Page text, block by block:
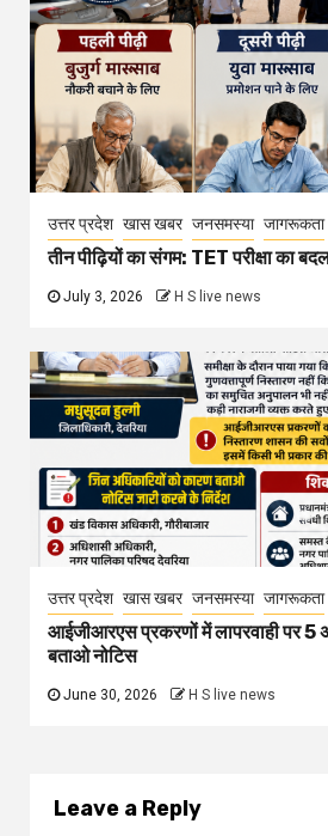
उत्तर प्रदेश खास खबर जनसमस्या जागरूकता
तीन पीढ़ियों का संगम: TET परीक्षा का
July 3, 2026 H S live news
उत्तर प्रदेश खास खबर जनसमस्या जागरूकता
आईजीआरएस प्रकरणों में लापरवाही पर 5
बताओ नोटिस
June 30, 2026 H S live news
Leave a Reply